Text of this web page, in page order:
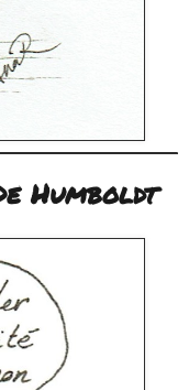
Humboldt